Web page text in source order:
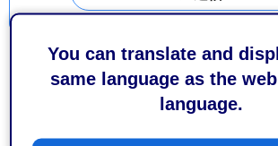
You can translate and
same language as the
language.